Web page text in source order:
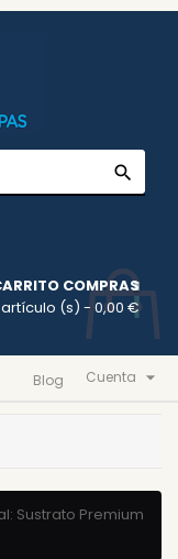
search
COMPRAS
(s) - 0,00 €
Cuenta 
Blog
Sustrato Premium